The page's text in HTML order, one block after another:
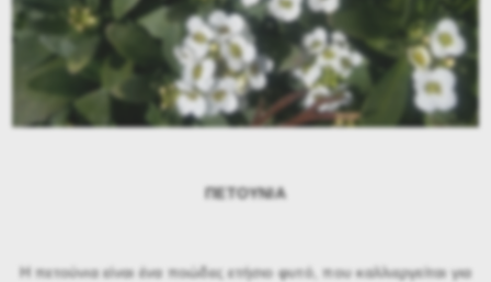
ΠΕΤΟΥΝΙΑ
Η πετούνια είναι ένα ποώδες ετήσιο φυτό, που καλλιεργείται για